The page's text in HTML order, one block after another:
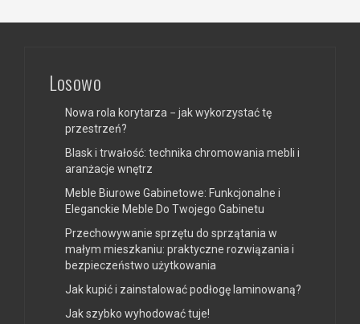
Losowo
Nowa rola korytarza − jak wykorzystać tę
przestrzeń?
Blask i trwałość: technika chromowania mebli i
aranżacje wnętrz
Meble Biurowe Gabinetowe: Funkcjonalne i
Eleganckie Meble Do Twojego Gabinetu
Przechowywanie sprzętu do sprzątania w
małym mieszkaniu: praktyczne rozwiązania i
bezpieczeństwo użytkowania
Jak kupić i zainstalować podłogę laminowaną?
Jak szybko wyhodować tuje!